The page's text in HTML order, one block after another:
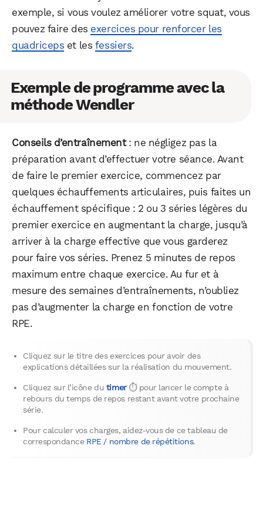
exemple, si vous voulez améliorer votre squat, vous
pouvez faire des exercices pour renforcer les
quadriceps et les fessiers.
Exemple de programme avec la
méthode Wendler
Conseils d’entraînement: ne négligez pas la
préparation avant d’effectuer votre séance. Avant
de faire le premier exercice, commencez par
quelques échauffements articulaires, puis faites un
échauffement spécifique : 2 ou 3 séries légères du
premier exercice en augmentant la charge, jusqu’à
arriver à la charge effective que vous garderez
pour faire vos séries. Prenez 5 minutes de repos
maximum entre chaque exercice. Au fur et à
mesure des semaines d’entraînements, n’oubliez
pas d’augmenter la charge en fonction de votre
RPE.
Cliquez sur le titre des exercices pour avoir des
explications détaillées sur la réalisation du mouvement.
Cliquez sur l’icône du timer ⏱ pour lancer le compte à
rebours du temps de repos restant avant votre prochaine
série.
Pour calculer vos charges, aidez-vous de ce tableau de
correspondance RPE / nombre de répétitions.